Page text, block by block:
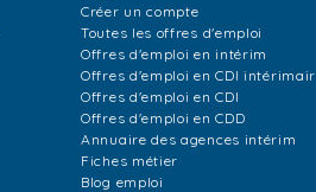
Créer un compte
Toutes les offres d'emploi
Offres d'emploi en intérim
Offres d'emploi en CDI
Offres d'emploi en CDI
Offres d'emploi en CDD
Annuaire des agences intérim
Fiches métier
Blog emploi